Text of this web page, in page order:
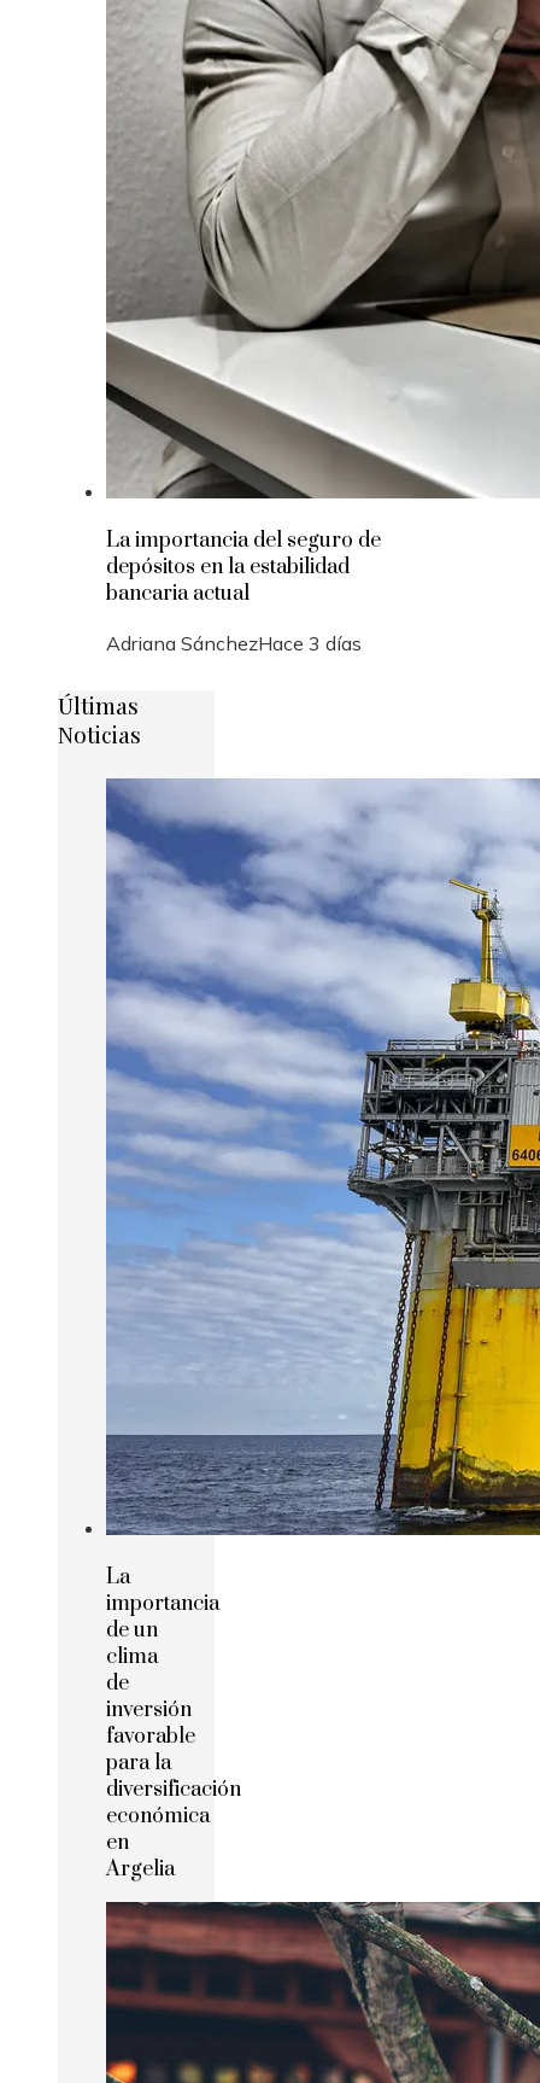
La importancia del seguro de
depósitos en la estabilidad
bancaria actual
Adriana SánchezHace 3 días
Últimas
Noticias
La
importancia
de un
clima
de
inversión
favorable
para la
diversificación
económica
en
Argelia